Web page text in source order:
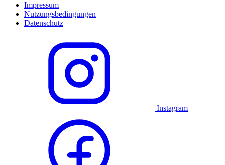
Impressum
Nutzungsbedingungen
Datenschutz
Instagram